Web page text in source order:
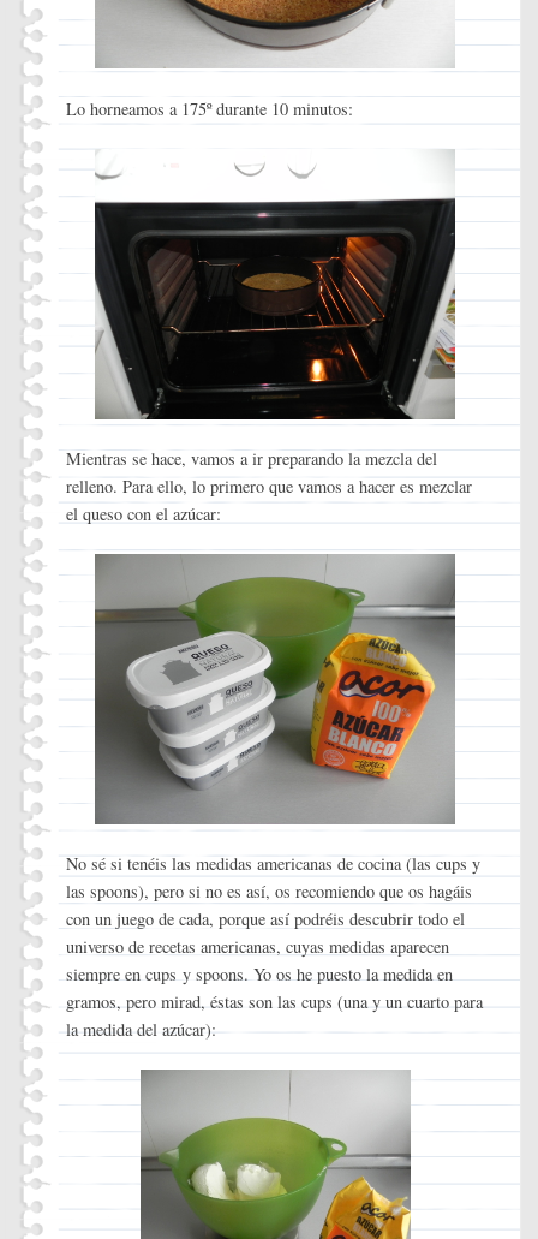
Lo horneamos a 175º durante 10 minutos:
Mientras se hace, vamos a ir preparando la mezcla del
relleno. Para ello, lo primero que vamos a hacer es mezclar
el queso con el azúcar:
No sé si tenéis las medidas americanas de cocina (las cups y
las spoons), pero si no es así, os recomiendo que os hagáis
con un juego de cada, porque así podréis descubrir todo el
universo de recetas americanas, cuyas medidas aparecen
siempre en cups y spoons. Yo os he puesto la medida en
gramos, pero mirad, éstas son las cups (una y un cuarto para
la medida del azúcar):